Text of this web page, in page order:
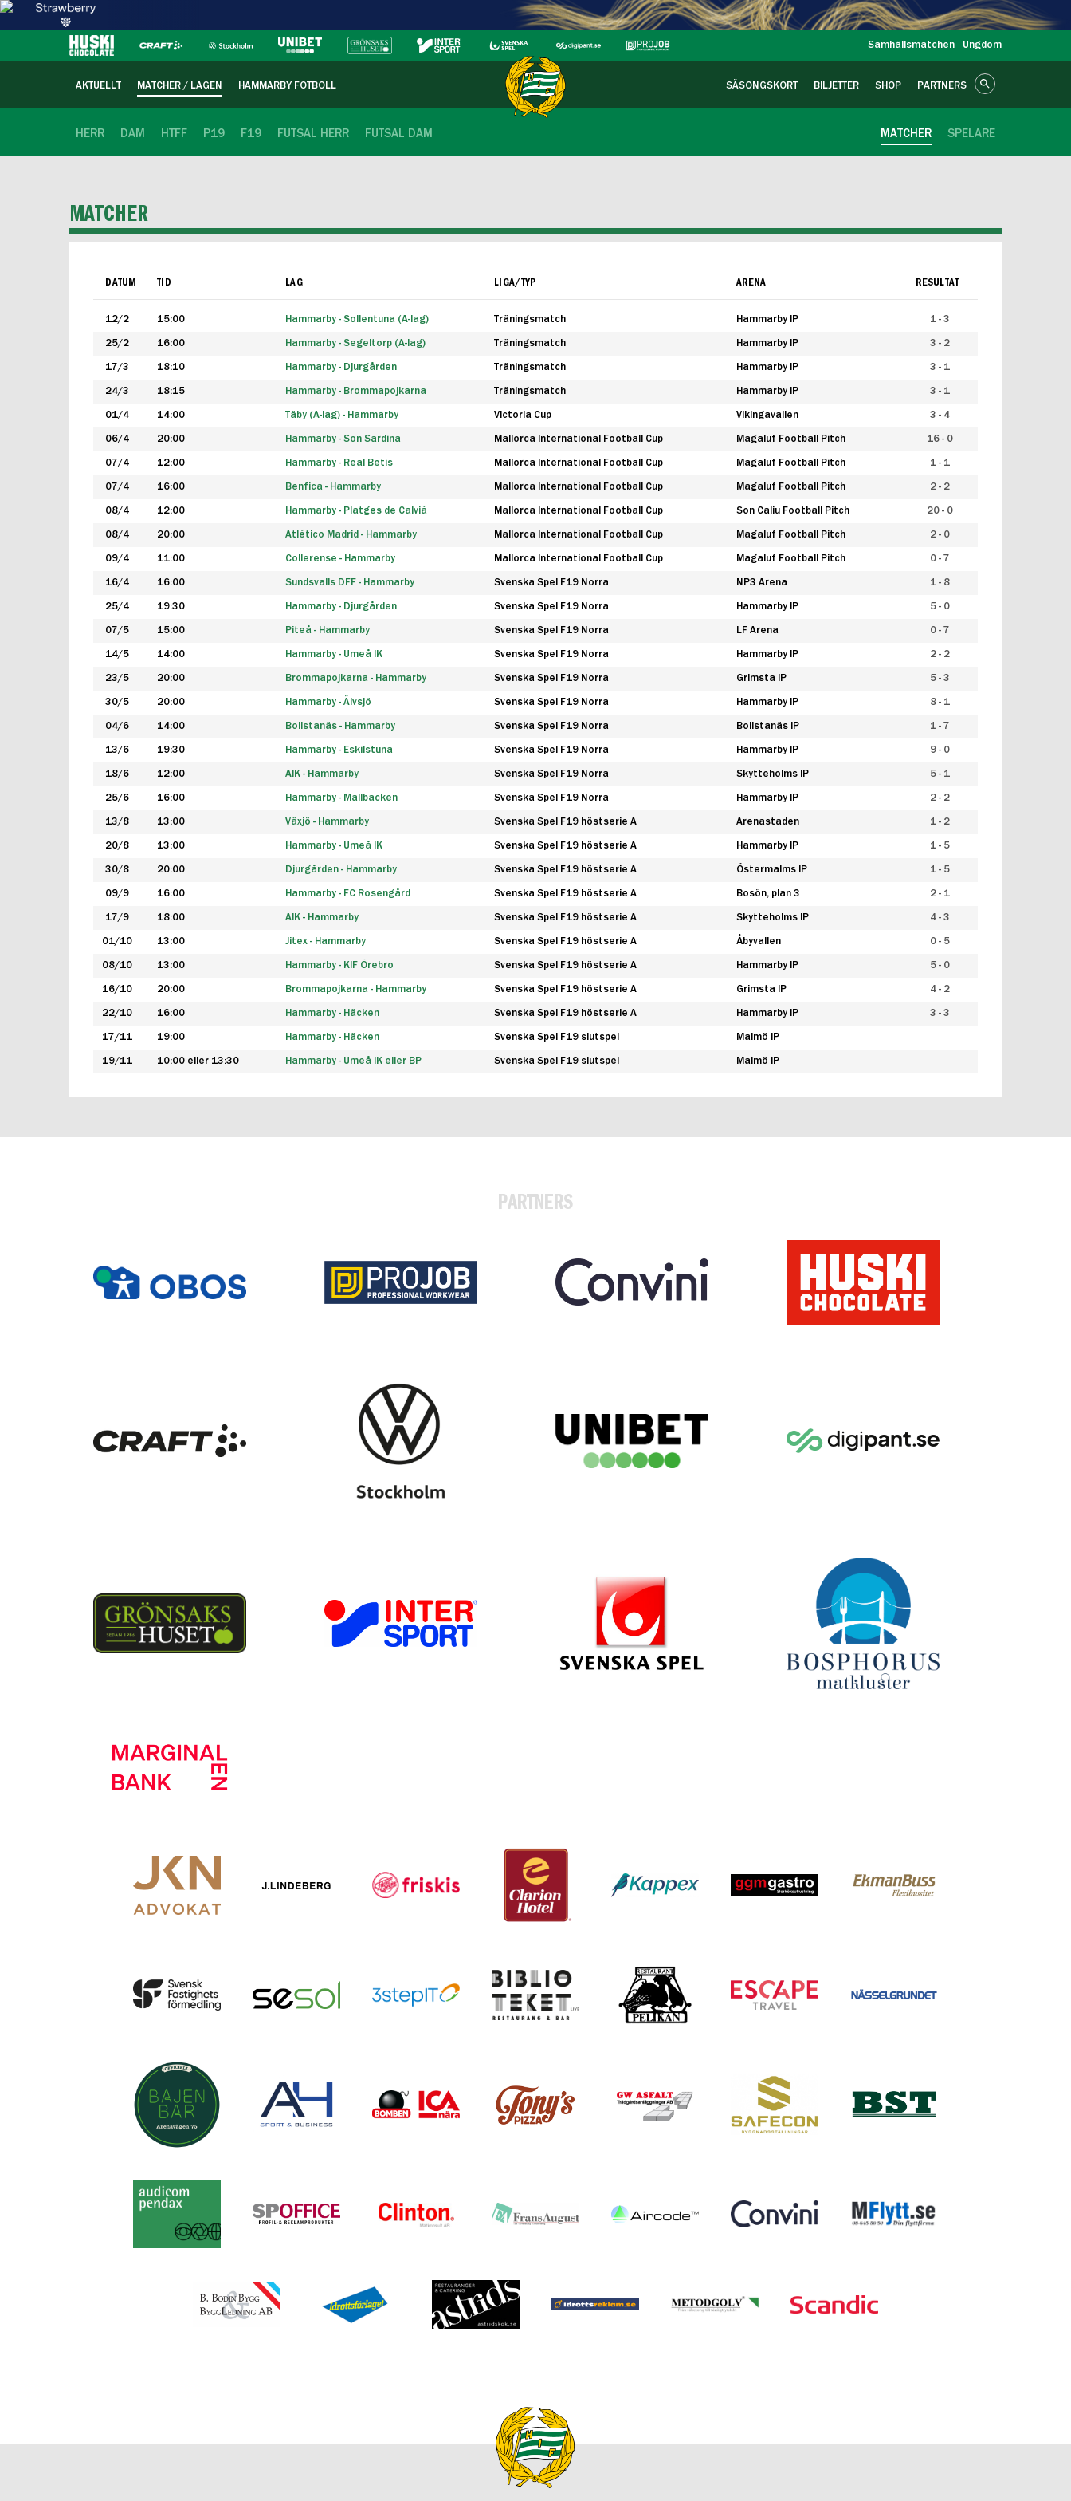
Samhällsmatchen Ungdom
AKTUELLT MATCHER / LAGEN HAMMARBY FOTBOLL SÄSONGSKORT BILJETTER SHOP PARTNERS
HERR DAM HTFF P19 F19 FUTSAL HERR FUTSAL DAM SPELARE
MATCHER
MATCHER
DATUM TID LAG LIGA/TYP ARENA RESULTAT
12/2 15:00 Hammarby - Sollentuna (A-lag) Träningsmatch Hammarby IP 1 - 3
25/2 16:00 Hammarby - Segeltorp (A-lag) Träningsmatch Hammarby IP 3 - 2
17/3 18:10 Hammarby - Djurgården Träningsmatch Hammarby IP 3 - 1
24/3 18:15 Hammarby - Brommapojkarna Träningsmatch Hammarby IP 3 - 1
01/4 14:00 Täby (A-lag) - Hammarby Victoria Cup Vikingavallen 3 - 4
06/4 20:00 Hammarby - Son Sardina Mallorca International Football Cup Magaluf Football Pitch 16 - 0
07/4 12:00 Hammarby - Real Betis Mallorca International Football Cup Magaluf Football Pitch 1 - 1
07/4 16:00 Benfica - Hammarby Mallorca International Football Cup Magaluf Football Pitch 2 - 2
08/4 12:00 Hammarby - Platges de Calvià Mallorca International Football Cup Son Caliu Football Pitch 20 - 0
08/4 20:00 Atlético Madrid - Hammarby Mallorca International Football Cup Magaluf Football Pitch 2 - 0
09/4 11:00 Collerense - Hammarby Mallorca International Football Cup Magaluf Football Pitch 0 - 7
16/4 16:00 Sundsvalls DFF - Hammarby Svenska Spel F19 Norra NP3 Arena 1 - 8
25/4 19:30 Hammarby - Djurgården Svenska Spel F19 Norra Hammarby IP 5 - 0
07/5 15:00 Piteå - Hammarby Svenska Spel F19 Norra LF Arena 0 - 7
14/5 14:00 Hammarby - Umeå IK Svenska Spel F19 Norra Hammarby IP 2 - 2
23/5 20:00 Brommapojkarna - Hammarby Svenska Spel F19 Norra Grimsta IP 5 - 3
30/5 20:00 Hammarby - Älvsjö Svenska Spel F19 Norra Hammarby IP 8 - 1
04/6 14:00 Bollstanäs - Hammarby Svenska Spel F19 Norra Bollstanäs IP 1 - 7
13/6 19:30 Hammarby - Eskilstuna Svenska Spel F19 Norra Hammarby IP 9 - 0
18/6 12:00 AIK - Hammarby Svenska Spel F19 Norra Skytteholms IP 5 - 1
25/6 16:00 Hammarby - Mallbacken Svenska Spel F19 Norra Hammarby IP 2 - 2
13/8 13:00 Växjö - Hammarby Svenska Spel F19 höstserie A Arenastaden 1 - 2
20/8 13:00 Hammarby - Umeå IK Svenska Spel F19 höstserie A Hammarby IP 1 - 5
30/8 20:00 Djurgården - Hammarby Svenska Spel F19 höstserie A Östermalms IP 1 - 5
09/9 16:00 Hammarby - FC Rosengård Svenska Spel F19 höstserie A Bosön, plan 3 2 - 1
17/9 18:00 AIK - Hammarby Svenska Spel F19 höstserie A Skytteholms IP 4 - 3
01/10 13:00 Jitex - Hammarby Svenska Spel F19 höstserie A Åbyvallen 0 - 5
08/10 13:00 Hammarby - KIF Örebro Svenska Spel F19 höstserie A Hammarby IP 5 - 0
16/10 20:00 Brommapojkarna - Hammarby Svenska Spel F19 höstserie A Grimsta IP 4 - 2
22/10 16:00 Hammarby - Häcken Svenska Spel F19 höstserie A Hammarby IP 3 - 3
17/11 19:00 Hammarby - Häcken Svenska Spel F19 slutspel Malmö IP
19/11 10:00 eller 13:30 Hammarby - Umeå IK eller BP Svenska Spel F19 slutspel Malmö IP
PARTNERS